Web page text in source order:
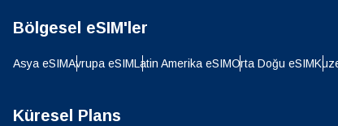
Bölgesel eSIM'ler
Asya eSIMAvrupa eSIMLatin Amerika eSIMOrta Doğu eSIM
Küresel Plans